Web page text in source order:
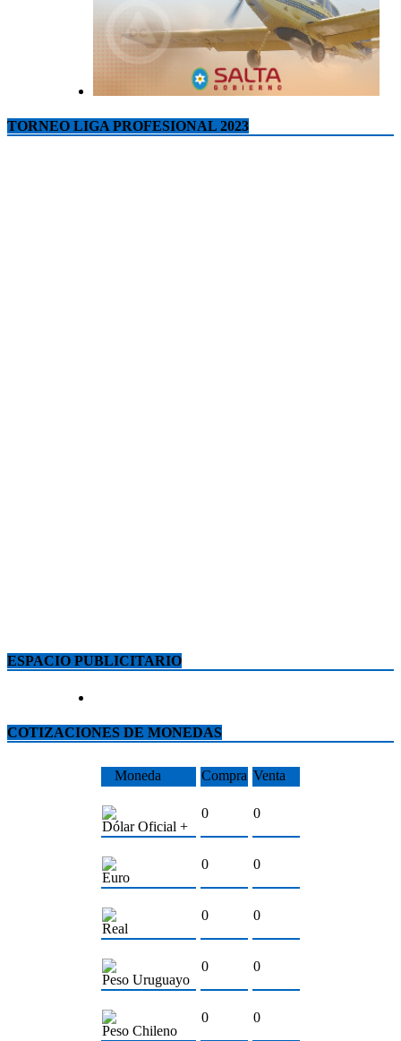
TORNEO LIGA PROFESIONAL 2023
ESPACIO PUBLICITARIO
COTIZACIONES DE MONEDAS
Moneda Compra Venta
Dólar Oficial +
0 0
Euro
0 0
Real
0 0
Peso Uruguayo
0 0
Peso Chileno
0 0